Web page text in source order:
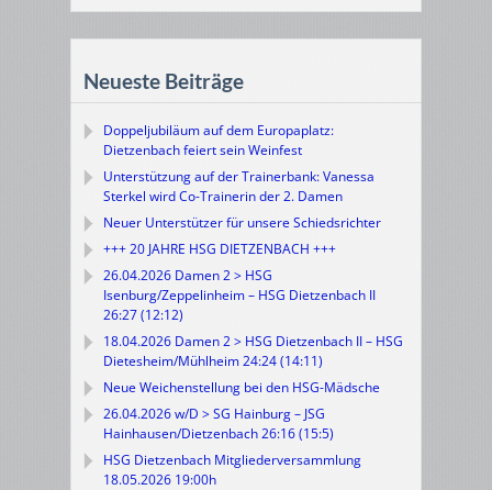
Neueste Beiträge
Doppeljubiläum auf dem Europaplatz:
Dietzenbach feiert sein Weinfest
Unterstützung auf der Trainerbank: Vanessa
Sterkel wird Co-Trainerin der 2. Damen
Neuer Unterstützer für unsere Schiedsrichter
+++ 20 JAHRE HSG DIETZENBACH +++
26.04.2026 Damen 2 > HSG
Isenburg/Zeppelinheim – HSG Dietzenbach II
26:27 (12:12)
18.04.2026 Damen 2 > HSG Dietzenbach II – HSG
Dietesheim/Mühlheim 24:24 (14:11)
Neue Weichenstellung bei den HSG-Mädsche
26.04.2026 w/D > SG Hainburg – JSG
Hainhausen/Dietzenbach 26:16 (15:5)
HSG Dietzenbach Mitgliederversammlung
18.05.2026 19:00h